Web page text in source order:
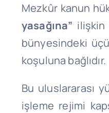
Mezkûr kanun
yasağına” ilişkin
bünyesindeki
koşuluna bağlıdır.
Bu uluslararası
işleme rejimi